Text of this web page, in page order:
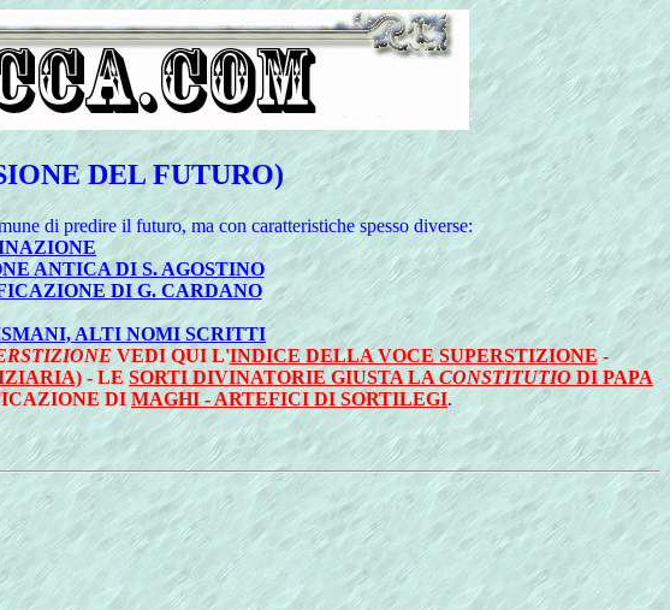
DEL FUTURO)
di predire il futuro, ma con caratteristiche spesso diverse:
ANTICA DI S. AGOSTINO
DI G. CARDANO
ALTI NOMI SCRITTI
VEDI QUI L'INDICE DELLA VOCE SUPERSTIZIONE-
- LE SORTI DIVINATORIE GIUSTA LA CONSTITUTIO DI PAPA
DI MAGHI - ARTEFICI DI SORTILEGI.